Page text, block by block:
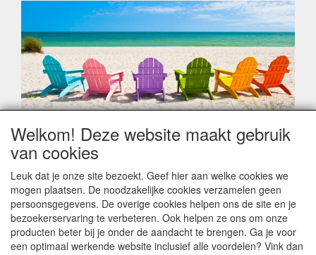
Geachte klant,
Zoals elk jaar zorgt de verlofperiode, naast een hoop
leveringsproblemen.
Sommige fabrikanten sluiten of werken met een
vakantiebezetting.
Bestellingen die vanaf +/- 15 juli geplaatst worden kunnen
hierdoor vertraging oplopen. Wanneer die voorradig is en alle
betalingsmodaliteiten zijn vervuld dan de bestelling verstuurd
Welkom! Deze website maakt gebruik
van cookies
Leuk dat je onze site bezoekt. Geef hier aan welke cookies we
mogen plaatsen. De noodzakelijke cookies verzamelen geen
persoonsgegevens. De overige cookies helpen ons de site en je
bezoekerservaring te verbeteren. Ook helpen ze ons om onze
producten beter bij je onder de aandacht te brengen. Ga je voor
een optimaal werkende website inclusief alle voordelen? Vink dan